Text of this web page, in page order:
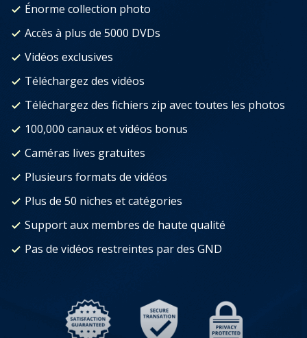
Énorme collection photo
Accès à plus de 5000 DVDs
Vidéos exclusives
Téléchargez des vidéos
Téléchargez des fichiers zip avec toutes les photos
100,000 canaux et vidéos bonus
Caméras lives gratuites
Plusieurs formats de vidéos
Plus de 50 niches et catégories
Support aux membres de haute qualité
Pas de vidéos restreintes par des GND